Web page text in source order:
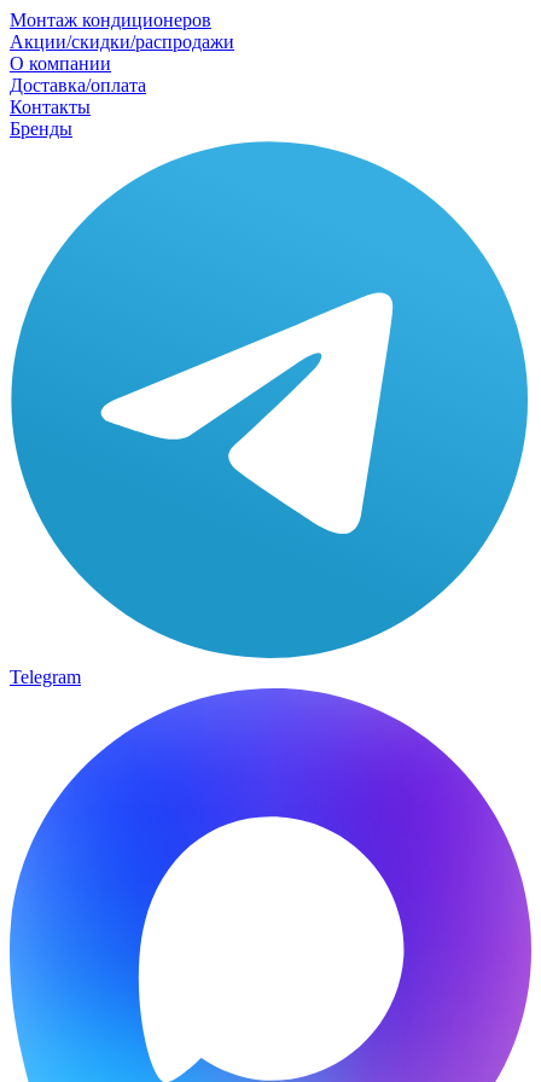
Монтаж кондиционеров
Акции/скидки/распродажи
О компании
Доставка/оплата
Контакты
Бренды
Telegram